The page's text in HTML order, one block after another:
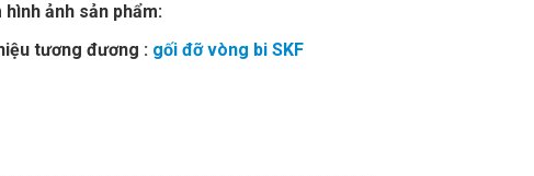
ảnh sản phẩm:
tương đương : gối đỡ vòng bi SKF